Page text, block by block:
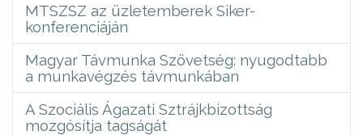
MTSZSZ az üzletemberek Siker-
konferenciáján
Magyar Távmunka Szövetség: nyugodtabb
a munkavégzés távmunkában
A Szociális Ágazati Sztrájkbizottság
mozgósítja tagságát